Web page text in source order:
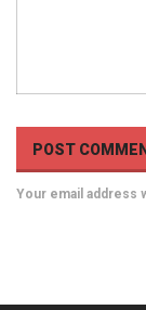
Your email address